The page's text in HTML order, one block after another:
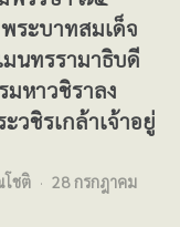
ระบาทสมเด็จ
นทรรามาธิบดี
หาวชิราลง
วชิรเกล้าเจ้าอยู่
ชติ
28 กรกฎาคม